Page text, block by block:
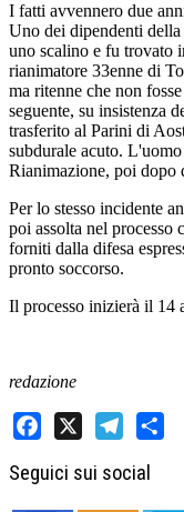
I fatti avvennero due
Uno dei dipendenti
uno scalino e fu trovato
rianimatore 33enne di
ma ritenne che non
seguente, su insistenza
trasferito al Parini di
subdurale acuto.
Rianimazione, poi dopo
Per lo stesso incidente
poi assolta nel processo
forniti dalla difesa
pronto soccorso.
Il processo inizierà il 14
redazione
Seguici sui social